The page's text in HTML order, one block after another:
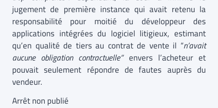
jugement de première instance qui avait retenu la
responsabilité pour moitié du développeur des
applications intégrées du logiciel litigieux, estimant
qu’en qualité de tiers au contrat de vente il “n’avait
aucune obligation contractuelle”envers l’acheteur et
pouvait seulement répondre de fautes auprès du
vendeur.
Arrêt non publié